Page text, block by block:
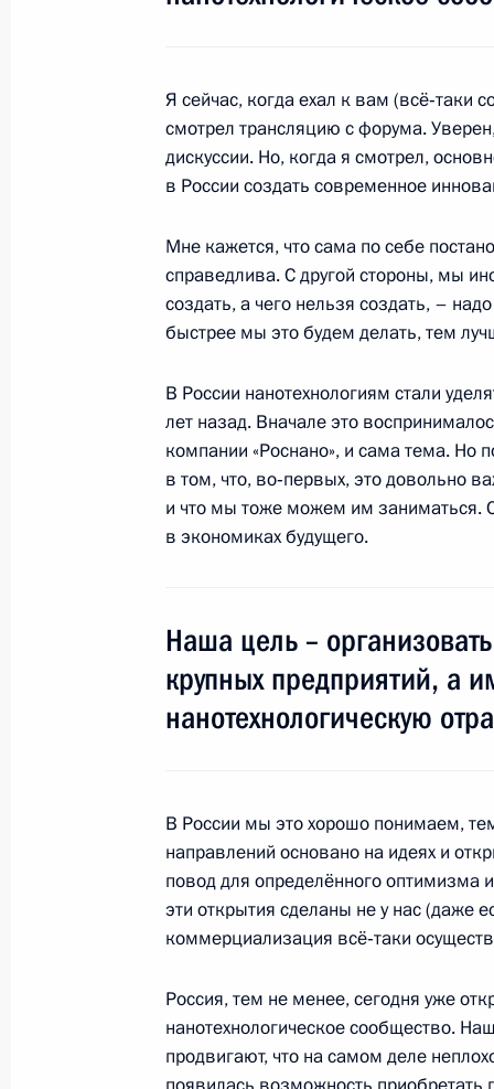
Встреча с Эмиром Катара
3 ноября 2010 года, 13:50 Москва, Кремль
III Международный форум по
3 ноября 2010 года, 13:00 Москва
Начало рабочей встречи с
Александром Хорошавиным
1 ноября 2010 года, 09:00 Южно-Курильск
Встреча с выпускниками советских
31 октября 2010 года, 15:00 Ханой
31 октября 2010 года, 12:00 Ханой
Пресс-конференция по итогам
31 октября 2010 года, 11:00 Ханой
Я сейчас, когда ехал к вам (всё‑таки
смотрел трансляцию с форума.
дискуссии. Но, когда я смотрел,
в России создать современное
Мне кажется, что сама по себе
справедлива. С другой стороны, мы
создать, а чего нельзя создать, –
быстрее мы это будем делать, тем
В России нанотехнологиям стали
лет назад. Вначале это
компании «Роснано», и сама тема. Но
в том, что, во‑первых, это довольно
и что мы тоже можем им заниматься.
в экономиках будущего.
Наша цель –
крупных предприятий, а
нанотехнологическую
В России мы это хорошо понимаем,
направлений основано на идеях и
повод для определённого оптимизма
эти открытия сделаны не у нас (даже
коммерциализация всё‑таки
Россия, тем не менее, сегодня уже
нанотехнологическое сообщество.
продвигают, что на самом деле